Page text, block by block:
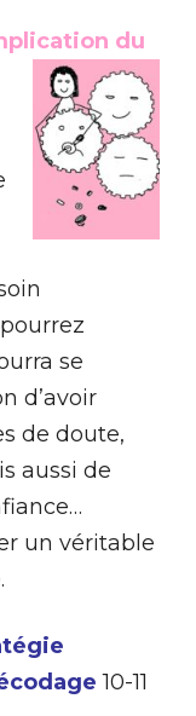
du
se
d’avoir
de doute,
aussi de
un véritable
10-11